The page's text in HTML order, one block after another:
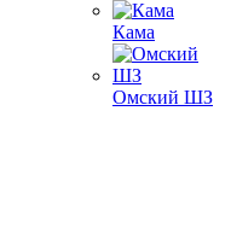
Кама
Омский ШЗ